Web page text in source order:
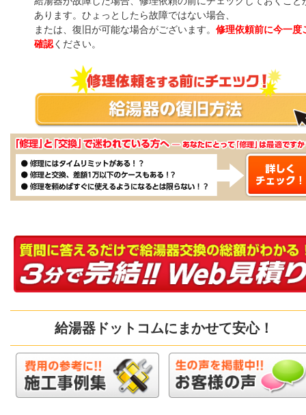
あります。ひょっとしたら故障ではない場合、
または、復旧が可能な場合がございます。 修理依頼前に今一度
確認ください。
給湯器ドットコムにまかせて安心！